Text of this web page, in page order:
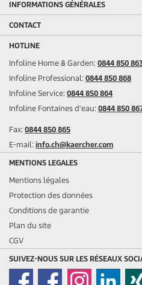
INFORMATIONS GÉNÉRALES
CONTACT
HOTLINE
Infoline Home & Garden: 0844 850
Infoline Professional: 0844 850 868
Infoline Service: 0844 850 864
Infoline Fontaines d'eau: 0844 850
Fax: 0844 850 865
E-mail: info.ch@kaercher.com
MENTIONS LEGALES
Mentions légales
Protection des données
Conditions de garantie
Plan du site
CGV
SUIVEZ-NOUS SUR LES RÉSEAUX